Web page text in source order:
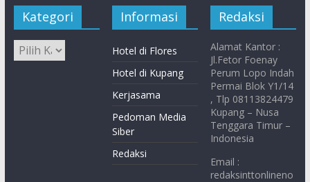
Kategori Informasi
Hotel di Flores
Hotel di Kupang
Kerjasama
Pedoman Media
Siber
Redaksi
Redaksi
Alamat Kantor :
Jl.Fetor Foenay
Perum Lopo Indah
Permai Blok Y1/14
, Tlp 08113824479
Kupang – Nusa
Tenggara Timur –
Indonesia
Email :
redaksinttonlineno